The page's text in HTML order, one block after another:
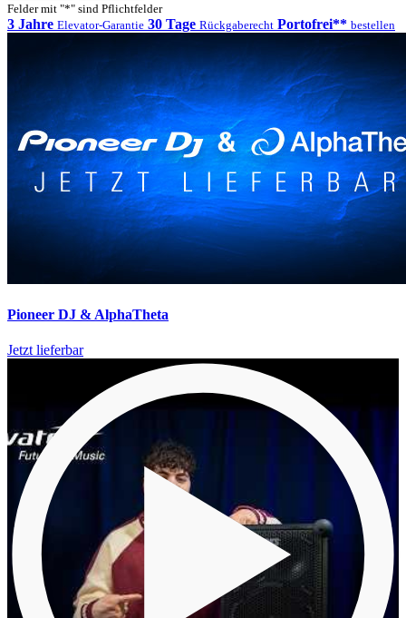
Felder mit "*" sind Pflichtfelder
3 Jahre Elevator-Garantie 30 Tage Rückgaberecht Portofrei** bestellen
Pioneer DJ & AlphaTheta
Jetzt lieferbar